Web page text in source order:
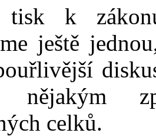
tisk k
ještě
celků.